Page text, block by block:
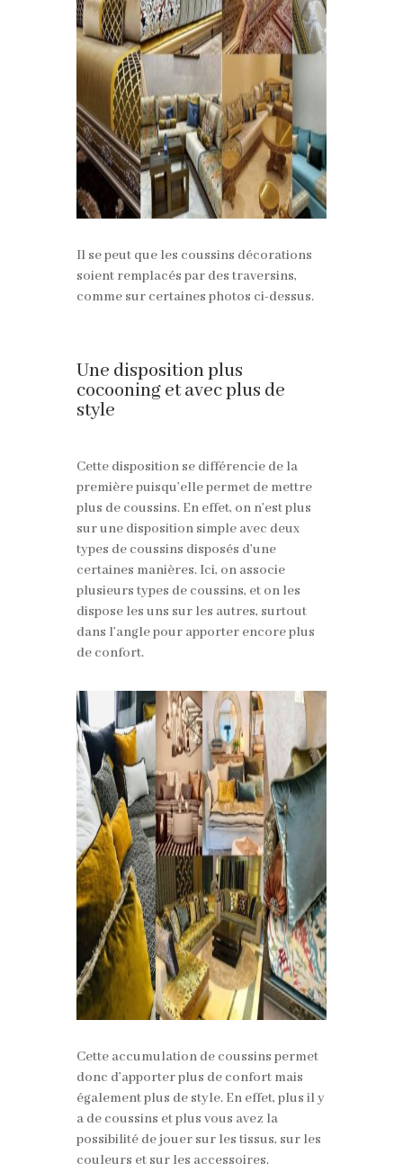
Il se peut que les coussins décorations
soient remplacés par des traversins,
comme sur certaines photos ci-dessus.
Une disposition plus
cocooning et avec plus de
style
Cette disposition se différencie de la
première puisqu’elle permet de mettre
plus de coussins. En effet, on n’est plus
sur une disposition simple avec deux
types de coussins disposés d’une
certaines manières. Ici, on associe
plusieurs types de coussins, et on les
dispose les uns sur les autres, surtout
dans l’angle pour apporter encore plus
de confort.
Cette accumulation de coussins permet
donc d’apporter plus de confort mais
également plus de style. En effet, plus il y
a de coussins et plus vous avez la
possibilité de jouer sur les tissus, sur les
couleurs et sur les accessoires.